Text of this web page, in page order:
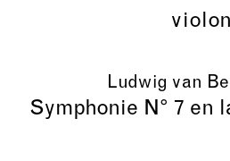
violon
Ludwig van
Symphonie N° 7 en